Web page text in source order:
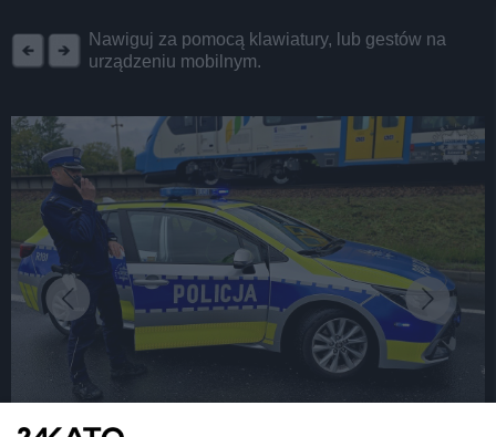
Nawiguj za pomocą klawiatury, lub gestów na
urządzeniu mobilnym.